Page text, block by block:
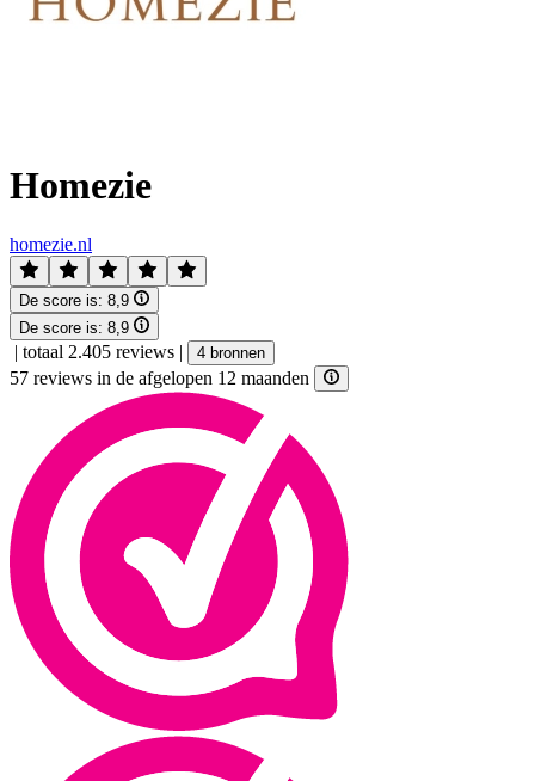
Homezie
homezie.nl
De score is: 8,9
De score is: 8,9
| totaal 2.405 reviews | 4 bronnen
57 reviews in de afgelopen 12 maanden